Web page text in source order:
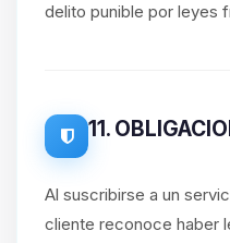
delito punible por leyes
11.
Al suscribirse a un
cliente reconoce haber